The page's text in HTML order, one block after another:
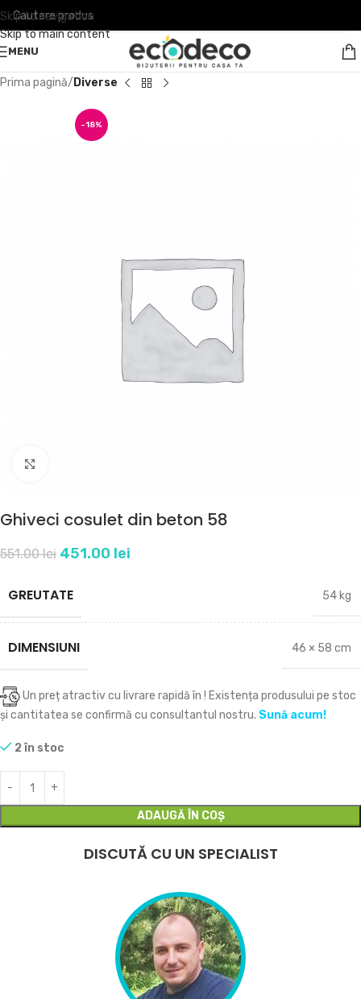
Skip to navigation
Skip to main content
MENU
Prima pagină Diverse
-18%
Ghiveci cosulet din beton 58
551.00lei 451.00 lei
GREUTATE 54 kg
DIMENSIUNI 46 × 58 cm
Un preț atractiv cu livrare rapidă în ! Existența produsului pe stoc
și cantitatea se confirmă cu consultantul nostru. Sună acum!
2 în stoc
ADAUGĂ ÎN COȘ
DISCUTĂ CU UN SPECIALIST